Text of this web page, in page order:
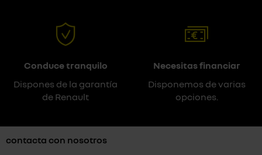
Conduce tranquilo
Dispones de la garantía
de Renault
Necesitas financiar
Disponemos de varias
opciones.
contacta con nosotros